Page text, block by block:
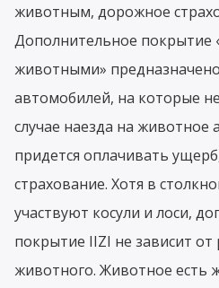
животным, дорожное
Дополнительное покрытие
животными»
автомобилей, на которые
случае наезда на животное
придется оплачивать
страхование. Хотя в
участвуют косули и лоси,
покрытие IIZI не зависит
животного. Животное есть